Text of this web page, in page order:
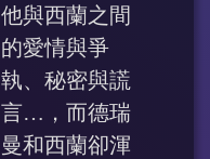
他與西蘭之間
的愛情與爭
執、秘密與謊
言…，而德瑞
曼和西蘭卻渾